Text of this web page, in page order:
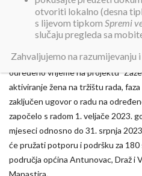
Objavljeno:1. veljače 2023.
Nakon provedenih javnih oglasa za
određeno vrijeme na projektu
aktiviranje žena na tržištu rada,
zaključen ugovor o radu na
započelo s radom 1. veljače 2023.
mjeseci odnosno do 31. srpnja
će pružati potporu i podršku za
područja općina Antunovac, Draž i
Manastira.
otvoriti lokalno (desna
s lijevom tipkom Spremi
slučaju pregleda sa
Zahvaljujemo na razumijevanju